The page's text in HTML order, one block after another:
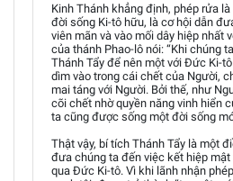
Kinh Thánh khẳng định, phép rửa
đời sống Ki-tô hữu, là cơ hội dẫn
viên mãn và vào mối dây hiệp nhất
của thánh Phao-lô nói: “Khi chúng
Thánh Tẩy để nên một với Đức Ki-
dìm vào trong cái chết của Người,
mai táng với Người. Bởi thế, như
cõi chết nhờ quyền năng vinh hiển
ta cũng được sống một đời sống
Thật vậy, bí tích Thánh Tẩy là một
đưa chúng ta đến việc kết hiệp mật
qua Đức Ki-tô. Vì khi lãnh nhận